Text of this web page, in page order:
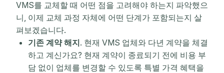
VMS를 교체할 때 어떤 점을 고려해야 하는지 파악했으
니, 이제 교체 과정 자체에 어떤 단계가 포함되는지 살
펴보겠습니다.
기존 계약 해지. 현재 VMS 업체와 다년 계약을 체결
하고 계신가요? 현재 계약이 종료되기 전에 비용 부
담 없이 업체를 변경할 수 있도록 특별 가격 혜택을